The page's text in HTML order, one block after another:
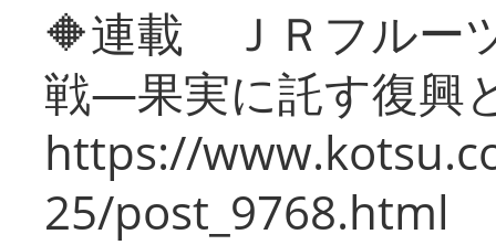
🔶連載 ＪＲフルー
戦―果実に託す復興
https://
25/post_9768.html